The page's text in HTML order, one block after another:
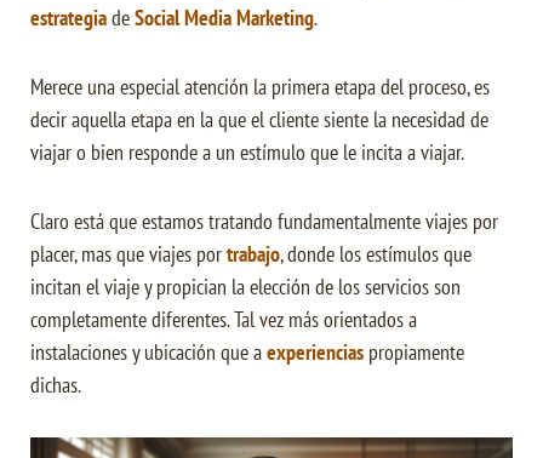
estrategiadeSocial Media Marketing.
Merece una especial atención la primera etapa del proceso, es
decir aquella etapa en la que el cliente siente la necesidad de
viajar o bien responde a un estímulo que le incita a viajar.
Claro está que estamos tratando fundamentalmente viajes por
placer, mas que viajes portrabajo, donde los estímulos que
incitan el viaje y propician la elección de los servicios son
completamente diferentes. Tal vez más orientados a
instalaciones y ubicación que aexperiencias propiamente
dichas.